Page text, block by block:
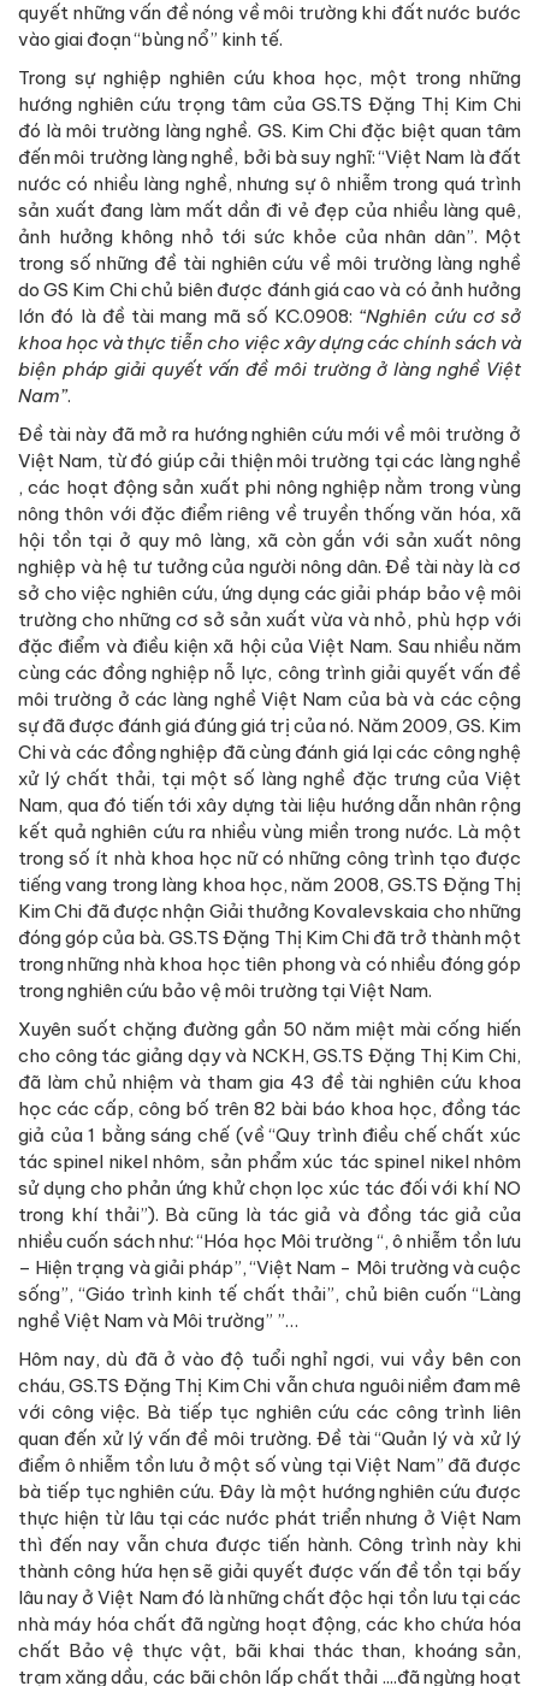
quyết những vấn đề nóng về môi trường khi đất nước bước
vào giai đoạn “bùng nổ” kinh tế.
Trong sự nghiệp nghiên cứu khoa học, một trong những
hướng nghiên cứu trọng tâm của GS.TS Đặng Thị Kim Chi
đó là môi trường làng nghề. GS. Kim Chi đặc biệt quan tâm
đến môi trường làng nghề, bởi bà suy nghĩ: “Việt Nam là đất
nước có nhiều làng nghề, nhưng sự ô nhiễm trong quá trình
sản xuất đang làm mất dần đi vẻ đẹp của nhiều làng quê,
ảnh hưởng không nhỏ tới sức khỏe của nhân dân”. Một
trong số những đề tài nghiên cứu về môi trường làng nghề
do GS Kim Chi chủ biên được đánh giá cao và có ảnh hưởng
lớn đó là đề tài mang mã số KC.0908: “Nghiên cứu cơ sở
khoa học và thực tiễn cho việc xây dựng các chính sách và
biện pháp giải quyết vấn đề môi trường ở làng nghề Việt
Nam”.
Đề tài này đã mở ra hướng nghiên cứu mới về môi trường ở
Việt Nam, từ đó giúp cải thiện môi trường tại các làng nghề
, các hoạt động sản xuất phi nông nghiệp nằm trong vùng
nông thôn với đặc điểm riêng về truyền thống văn hóa, xã
hội tồn tại ở quy mô làng, xã còn gắn với sản xuất nông
nghiệp và hệ tư tưởng của người nông dân. Đề tài này là cơ
sở cho việc nghiên cứu, ứng dụng các giải pháp bảo vệ môi
trường cho những cơ sở sản xuất vừa và nhỏ, phù hợp với
đặc điểm và điều kiện xã hội của Việt Nam. Sau nhiều năm
cùng các đồng nghiệp nỗ lực, công trình giải quyết vấn đề
môi trường ở các làng nghề Việt Nam của bà và các cộng
sự đã được đánh giá đúng giá trị của nó. Năm 2009, GS. Kim
Chi và các đồng nghiệp đã cùng đánh giá lại các công nghệ
xử lý chất thải, tại một số làng nghề đặc trưng của Việt
Nam, qua đó tiến tới xây dựng tài liệu hướng dẫn nhân rộng
kết quả nghiên cứu ra nhiều vùng miền trong nước. Là một
trong số ít nhà khoa học nữ có những công trình tạo được
tiếng vang trong làng khoa học, năm 2008, GS.TS Đặng Thị
Kim Chi đã được nhận Giải thưởng Kovalevskaia cho những
đóng góp của bà. GS.TS Đặng Thị Kim Chi đã trở thành một
trong những nhà khoa học tiên phong và có nhiều đóng góp
trong nghiên cứu bảo vệ môi trường tại Việt Nam.
Xuyên suốt chặng đường gần 50 năm miệt mài cống hiến
cho công tác giảng dạy và NCKH, GS.TS Đặng Thị Kim Chi,
đã làm chủ nhiệm và tham gia 43 đề tài nghiên cứu khoa
học các cấp, công bố trên 82 bài báo khoa học, đồng tác
giả của 1 bằng sáng chế (về “Quy trình điều chế chất xúc
tác spinel nikel nhôm, sản phẩm xúc tác spinel nikel nhôm
sử dụng cho phản ứng khử chọn lọc xúc tác đối với khí NO
trong khí thải”). Bà cũng là tác giả và đồng tác giả của
nhiều cuốn sách như: “Hóa học Môi trường “, ô nhiễm tồn lưu
– Hiện trạng và giải pháp”, “Việt Nam - Môi trường và cuộc
sống”, “Giáo trình kinh tế chất thải”, chủ biên cuốn “Làng
nghề Việt Nam và Môi trường” ”…
Hôm nay, dù đã ở vào độ tuổi nghỉ ngơi, vui vầy bên con
cháu, GS.TS Đặng Thị Kim Chi vẫn chưa nguôi niềm đam mê
với công việc. Bà tiếp tục nghiên cứu các công trình liên
quan đến xử lý vấn đề môi trường. Đề tài “Quản lý và xử lý
điểm ô nhiễm tồn lưu ở một số vùng tại Việt Nam” đã được
bà tiếp tục nghiên cứu. Đây là một hướng nghiên cứu được
thực hiện từ lâu tại các nước phát triển nhưng ở Việt Nam
thì đến nay vẫn chưa được tiến hành. Công trình này khi
thành công hứa hẹn sẽ giải quyết được vấn đề tồn tại bấy
lâu nay ở Việt Nam đó là những chất độc hại tồn lưu tại các
nhà máy hóa chất đã ngừng hoạt động, các kho chứa hóa
chất Bảo vệ thực vật, bãi khai thác than, khoáng sản,
trạm xăng dầu, các bãi chôn lấp chất thải ....đã ngừng hoạt